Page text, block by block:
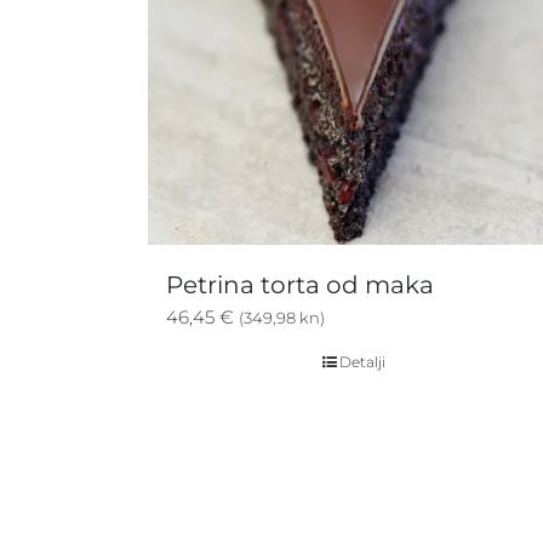
Petrina torta od maka
46,45 € (349,98 kn)
Detalji